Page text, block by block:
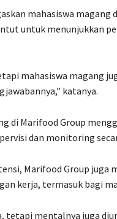
mahasiswa magang
untuk menunjukkan
mahasiswa magang
katanya.
di Marifood Group
dan monitoring
Marifood Group juga
kerja, termasuk bagi
tetapi mentalnya juga